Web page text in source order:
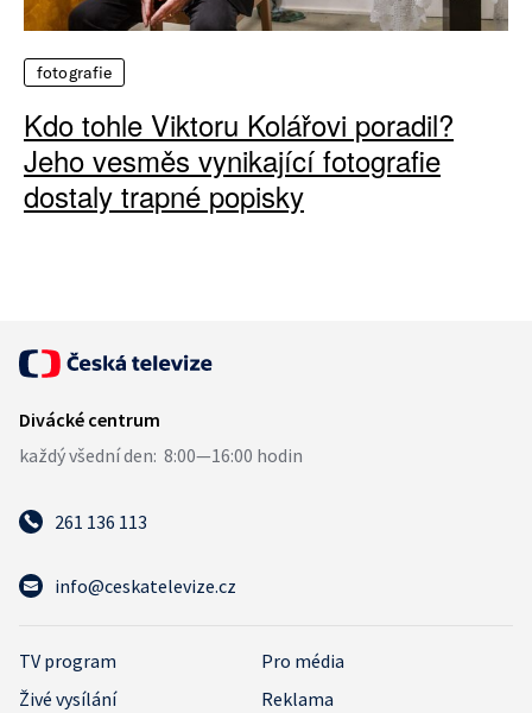
fotografie
Kdo tohle Viktoru Kolářovi poradil?
Jeho vesměs vynikající fotografie
dostaly trapné popisky
261 136 113
info@ceskatelevize.cz
TV program
Pro média
Živé vysílání
Reklama